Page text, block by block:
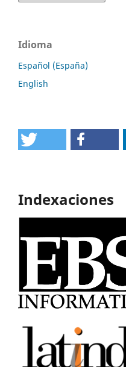
Idioma
Español (España)
English
Indexaciones